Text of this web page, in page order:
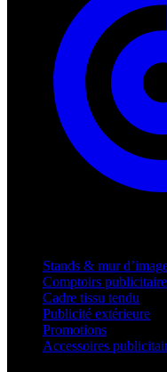
Stands & mur
Comptoirs
Cadre tissu tendu
Publicité extérieure
Promotions
Accessoires